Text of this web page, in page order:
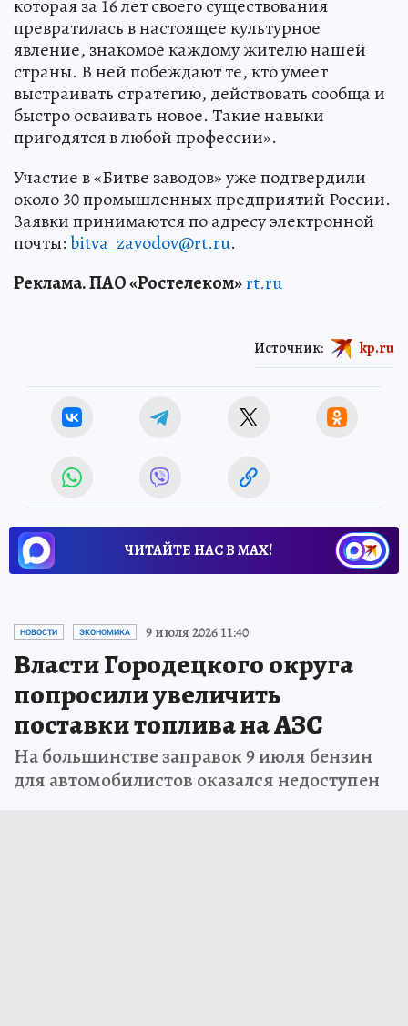
которая за 16 лет своего существования
превратилась в настоящее культурное
явление, знакомое каждому жителю нашей
страны. В ней побеждают те, кто умеет
выстраивать стратегию, действовать сообща и
быстро осваивать новое. Такие навыки
пригодятся в любой профессии».
Участие в «Битве заводов» уже подтвердили
около 30 промышленных предприятий России.
Заявки принимаются по адресу электронной
почты:bitva_zavodov@rt.ru.
Реклама. ПАО «Ростелеком»rt.ru
Источник: kp.ru
ЧИТАЙТЕ НАС В МАХ!
НОВОСТИ ЭКОНОМИКА 9 июля 2026 11:40
Власти Городецкого округа
попросили увеличить
поставки топлива на АЗС
На большинстве заправок 9 июля бензин
для автомобилистов оказался недоступен